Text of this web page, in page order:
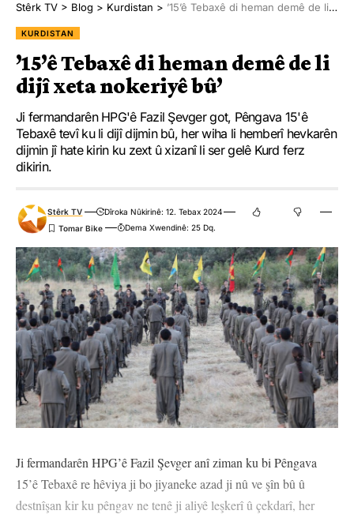
Stêrk TV > Blog > Kurdistan > ’15’ê Tebaxê di heman demê de li dijî xeta nokeriyê bû’
KURDISTAN
’15’ê Tebaxê di heman demê de li
dijî xeta nokeriyê bû’
Ji fermandarên HPG'ê Fazil Şevger got, Pêngava 15'ê
Tebaxê tevî ku li dijî dijmin bû, her wiha li hemberî hevkarên
dijmin jî hate kirin ku zext û xizanî li ser gelê Kurd ferz
dikirin.
Stêrk TV
Dîroka Nûkirinê: 12. Tebax 2024
Dema Xwendinê: 25 Dq.
Ji fermandarên HPG’ê Fazil Şevger anî ziman ku bi Pêngava
15’ê Tebaxê re hêviya ji bo jiyaneke azad ji nû ve şîn bû û
destnîşan kir ku pêngav ne tenê ji aliyê leşkerî û çekdarî, her